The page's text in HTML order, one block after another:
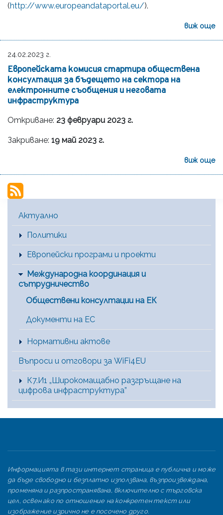
(http://www.europeandataportal.eu/).
виж още
24.02.2023 г.
Европейската комисия стартира обществена
консултация за бъдещето на сектора на
електронните съобщения и неговата
инфраструктура
Откриване: 23 февруари 2023 г.
Закриване: 19 май 2023 г.
виж още
Main Menu [BG]
Актуално
Политики
Европейски програми и проекти
Международна координация и
сътрудничество
Обществени консултации на ЕК
Документи на ЕС
Нормативни актове
Въпроси и отговори за WiFi4EU
К7.И1 „Широкомащабно разгръщане на
цифрова инфраструктура”
Информацията в тази интернет страница е публична и може
да бъде свободно и безплатно използвана, възпроизвеждана,
променяна и разпространявана, включително с търговска
цел, освен ако по отношение на конкретен текст или
изображение изрично не е посочено друго.